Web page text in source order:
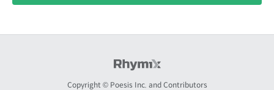
Copyright © Poesis Inc. and Contributors